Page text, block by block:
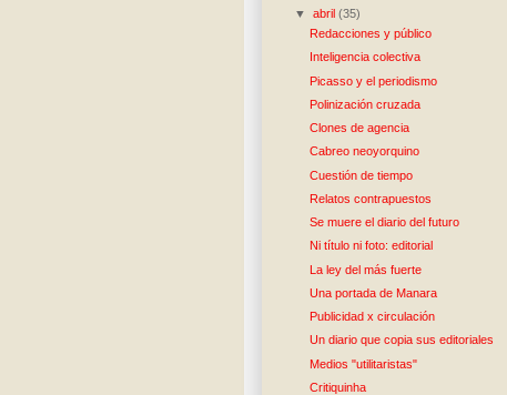
▼abril(35)
Redacciones y público
Inteligencia colectiva
Picasso y el periodismo
Polinización cruzada
Clones de agencia
Cabreo neoyorquino
Cuestión de tiempo
Relatos contrapuestos
Se muere el diario del futuro
Ni título ni foto: editorial
La ley del más fuerte
Una portada de Manara
Publicidad x circulación
Un diario que copia sus editoriales
Medios "utilitaristas"
Critiquinha